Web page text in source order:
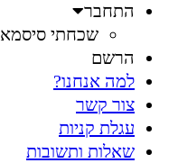
התחבר
שכחתי סיסמא
הרשם
למה אנחנו?
צור קשר
עגלת קניות
שאלות ותשובות